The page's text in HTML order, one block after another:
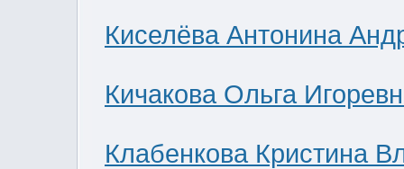
Киселёва Антонина
Кичакова Ольга
Клабенкова Кристина